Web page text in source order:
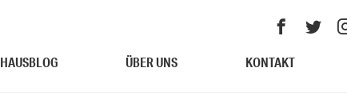
HAUSBLOG ÜBER UNS KONTAKT